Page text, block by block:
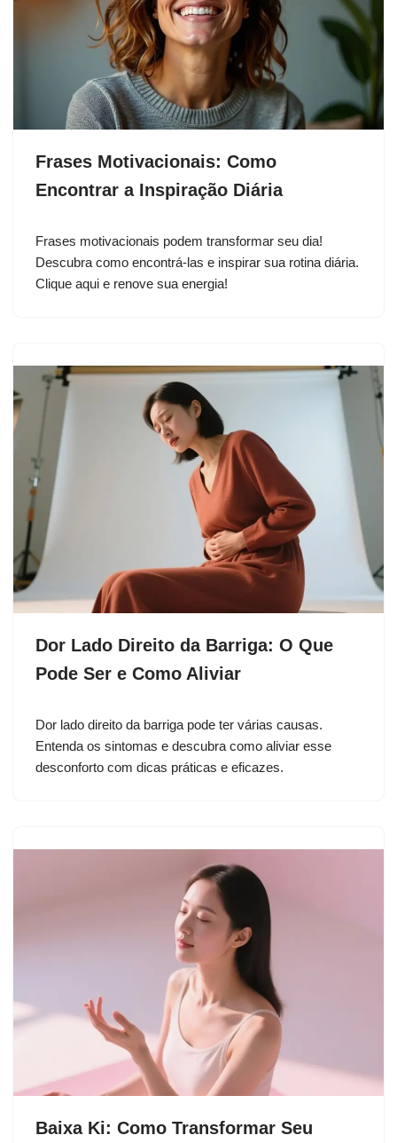
Frases Motivacionais: Como
Encontrar a Inspiração Diária
Frases motivacionais podem transformar seu dia!
Descubra como encontrá-las e inspirar sua rotina diária.
Clique aqui e renove sua energia!
Dor Lado Direito da Barriga: O Que
Pode Ser e Como Aliviar
Dor lado direito da barriga pode ter várias causas.
Entenda os sintomas e descubra como aliviar esse
desconforto com dicas práticas e eficazes.
Baixa Ki: Como Transformar Seu